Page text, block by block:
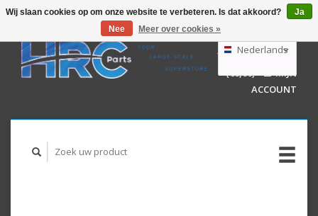
GBP
AUD
Nederlands
Deutsch
English
WINKELWAGEN
(€0,00)
MIJN
ACCOUNT
Wij slaan cookies op om onze website te verbeteren. Is dat akkoord?
Ja
Nee
Meer over cookies »